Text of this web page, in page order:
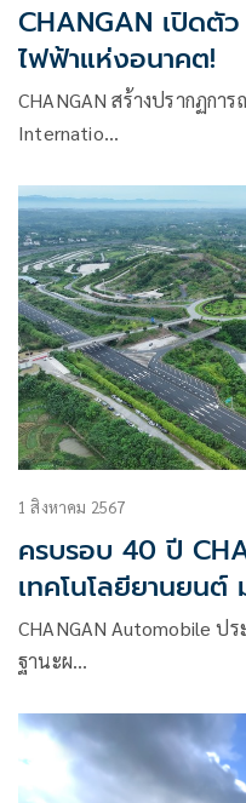
CHANGAN เปิดตั
ไฟฟ้าแห่งอนาคต!
CHANGAN สร้างปรากฏกา
Internatio…
1 สิงหาคม 2567
ครบรอบ 40 ปี
เทคโนโลยียานยน
นวัตกรรมใหม่และ
CHANGAN Automobile ป
ฐานะผ…